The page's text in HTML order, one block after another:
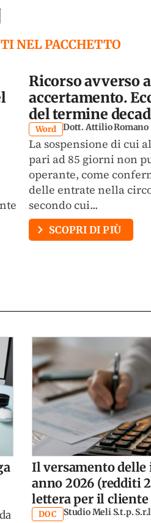
NEL PACCHETTO
Ricorso avverso
accertamento.
del termine
Word Dott. Attilio Romano
La sospensione di cui
pari ad 85 giorni non
operante, come
delle entrate nella
secondo cui...
SCOPRI DI PIÙ
Il versamento delle
anno 2026 (redditi
lettera per il cliente
DOC Studio Meli S.t.p.